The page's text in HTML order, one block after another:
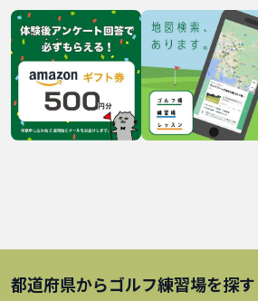
都道府県からゴルフ練習場を探す